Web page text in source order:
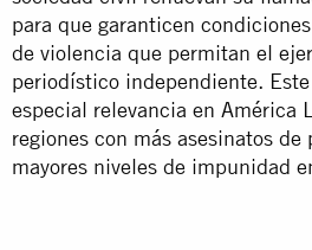
para que garanticen
de violencia que permitan el
periodístico independiente.
especial relevancia en América
regiones con más asesinatos de
mayores niveles de impunidad